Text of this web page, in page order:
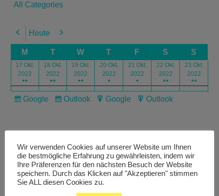
All Categories
Previous
Heute Next
M T W T F S S
17 Okt.
2022
●●
18 Okt.
2022
●●
19 Okt.
2022
●●
20 Okt.
2022
●
21 Okt.
2022
●
22 Okt.
2022
●●
23 Okt.
2022
●●
Subscribe
Google
Subscribe
Outlook
Export
Google
Export
Outlook
Livestream
Wir verwenden Cookies auf unserer Website um Ihnen
die bestmögliche Erfahrung zu gewährleisten, indem wir
Ihre Präferenzen für den nächsten Besuch der Website
speichern. Durch das Klicken auf "Akzeptieren" stimmen
Sie ALL diesen Cookies zu.